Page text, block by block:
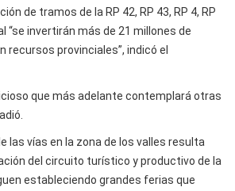
de tramos de la RP 42, RP 43, RP 4, RP
“se invertirán más de 21 millones de
recursos provinciales”, indicó el
que más adelante contemplará otras
las vías en la zona de los valles resulta
del circuito turístico y productivo de la
estableciendo grandes ferias que